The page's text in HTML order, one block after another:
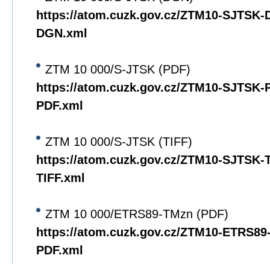
https://atom.cuzk.gov.cz/ZTM10-SJTSK-
DGN.xml
ZTM 10 000/S-JTSK (PDF)
https://atom.cuzk.gov.cz/ZTM10-SJTSK-
PDF.xml
ZTM 10 000/S-JTSK (TIFF)
https://atom.cuzk.gov.cz/ZTM10-SJTSK-
TIFF.xml
ZTM 10 000/ETRS89-TMzn (PDF)
https://atom.cuzk.gov.cz/ZTM10-
PDF.xml